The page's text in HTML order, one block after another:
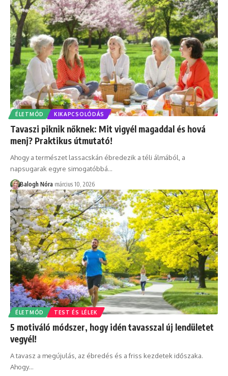
ÉLETMÓD KIKAPCSOLÓDÁS
Tavaszi piknik nőknek: Mit vigyél magaddal és hová
menj? Praktikus útmutató!
Ahogy a természet lassacskán ébredezik a téli álmából, a
napsugarak egyre simogatóbbá…
Balogh Nóra március 10, 2026
ÉLETMÓD TEST ÉS LÉLEK
5 motiváló módszer, hogy idén tavasszal új lendületet
vegyél!
A tavasz a megújulás, az ébredés és a friss kezdetek időszaka.
Ahogy…